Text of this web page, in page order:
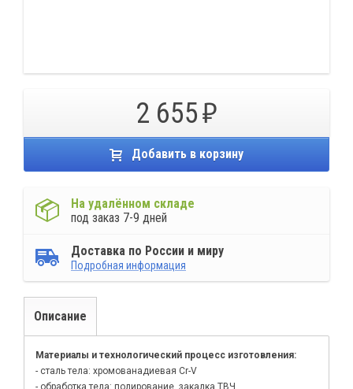
2 655
Добавить в корзину
На удалённом складе
под заказ 7-9 дней
Доставка по России и миру
Подробная информация
Описание
Материалы и технологический процесс изготовления:
- сталь тела: хромованадиевая Cr-V
- обработка тела: полирование, закалка ТВЧ